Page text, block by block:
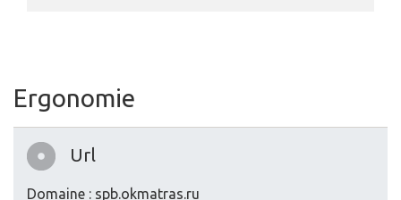
Ergonomie
Url
Domaine : spb.okmatras.ru